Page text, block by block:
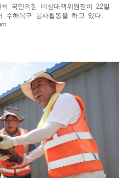
국민의힘 비상대책위원장이 22일
수해복구 봉사활동을 하고 있다.